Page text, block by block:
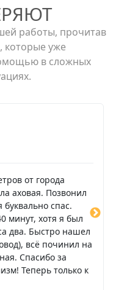
работы, прочитав
которые уже
в сложных
от города
аховая. Позвонил
спас.
минут, хотя я был
два. Быстро нашел
всё починил на
Спасибо за
Теперь только к